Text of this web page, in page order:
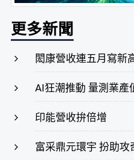
更多新聞
閎康營收連五月寫新
AI狂潮推動 量測業產
印能營收拚倍增
富采鼎元環宇 扮助攻